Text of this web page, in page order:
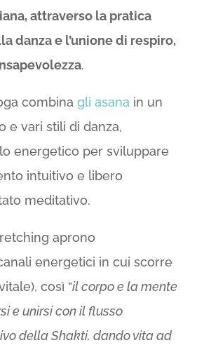
attraverso la pratica
danza e l’unione di respiro,
.
combina gli asanain un
e vari stili di danza,
energetico per sviluppare
intuitivo e libero
meditativo.
aprono
energetici in cui scorre
così “il corpo e la mente
e unirsi con il flusso
della Shakti, dando vita ad